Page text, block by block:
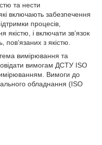
та нести
включають забезпечення
процесів,
якістю, і включати зв’язок
з якістю.
вимірювання та
вимогам ДСТУ ISO
Вимоги до
обладнання (ІSO